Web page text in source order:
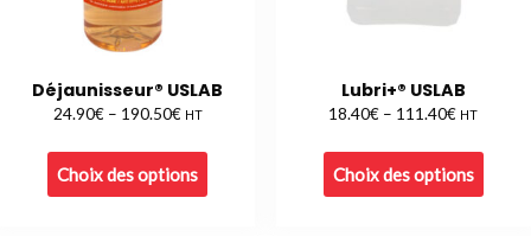
Déjaunisseur® USLAB
24.90€– 190.50€ HT
Choix des options
Lubri+® USLAB
18.40€ – 111.40€ HT
Choix des options